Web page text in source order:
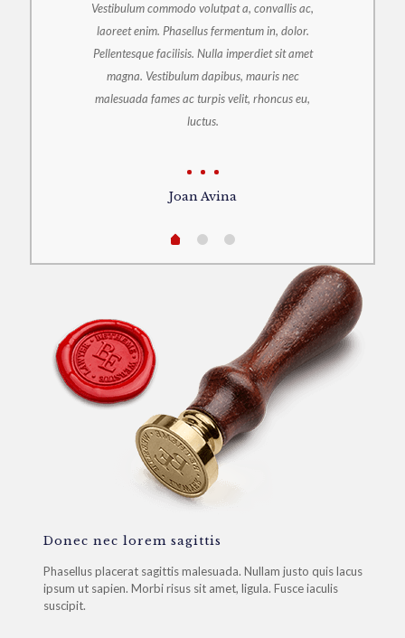
Vestibulum commodo volutpat a, convallis ac,
laoreet enim. Phasellus fermentum in, dolor.
Pellentesque facilisis. Nulla imperdiet sit amet
magna. Vestibulum dapibus, mauris nec
malesuada fames ac turpis velit, rhoncus eu,
luctus.
Joan Avina
Donec nec lorem sagittis
Phasellus placerat sagittis malesuada. Nullam justo quis lacus
ipsum ut sapien. Morbi risus sit amet, ligula. Fusce iaculis
suscipit.